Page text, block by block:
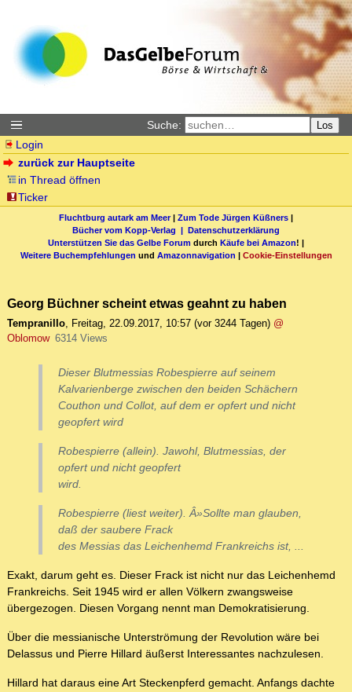
Suche: Los
Login
zurück zur Hauptseite
in Thread öffnen
Ticker
Fluchtburg autark am Meer| Zum Tode Jürgen Küßners |
Bücher vom Kopp-Verlag | Datenschutzerklärung
Unterstützen Sie das Gelbe Forum durch Käufe bei Amazon! |
Weitere Buchempfehlungen und Amazonnavigation | Cookie-Einstellungen
Georg Büchner scheint etwas geahnt zu haben
Tempranillo, Freitag, 22.09.2017, 10:57 (vor 3244 Tagen) @
Oblomow 6314 Views
Dieser Blutmessias Robespierre auf seinem
Kalvarienberge zwischen den beiden Schächern
Couthon und Collot, auf dem er opfert und nicht
geopfert wird
Robespierre (allein). Jawohl, Blutmessias, der
opfert und nicht geopfert
wird.
Robespierre (liest weiter). Â»Sollte man glauben,
daß der saubere Frack
des Messias das Leichenhemd Frankreichs ist, ...
Exakt, darum geht es. Dieser Frack ist nicht nur das Leichenhemd
Frankreichs. Seit 1945 wird er allen Völkern zwangsweise
übergezogen. Diesen Vorgang nennt man Demokratisierung.
Über die messianische Unterströmung der Revolution wäre bei
Delassus und Pierre Hillard äußerst Interessantes nachzulesen.
Hillard hat daraus eine Art Steckenpferd gemacht. Anfangs dachte